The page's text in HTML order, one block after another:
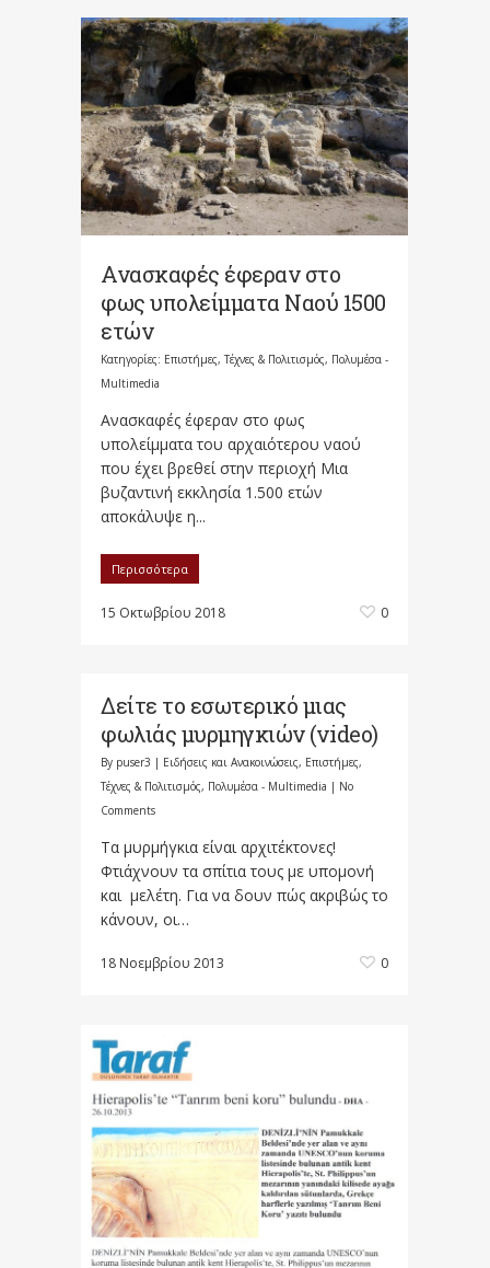
Ανασκαφές έφεραν στο
φως υπολείμματα Ναού 1500
ετών
Κατηγορίες: Επιστήμες, Τέχνες & Πολιτισμός, Πολυμέσα -
Multimedia
Ανασκαφές έφεραν στο φως
υπολείμματα του αρχαιότερου ναού
που έχει βρεθεί στην περιοχή Μια
βυζαντινή εκκλησία 1.500 ετών
αποκάλυψε η...
Περισσότερα
15 Οκτωβρίου 2018 0
Δείτε το εσωτερικό μιας
φωλιάς μυρμηγκιών (video)
By puser3 | Ειδήσεις και Ανακοινώσεις, Επιστήμες,
Τέχνες & Πολιτισμός, Πολυμέσα - Multimedia | No
Comments
Τα μυρμήγκια είναι αρχιτέκτονες!
Φτιάχνουν τα σπίτια τους με υπομονή
και μελέτη. Για να δουν πώς ακριβώς το
κάνουν, οι…
18 Νοεμβρίου 2013 0